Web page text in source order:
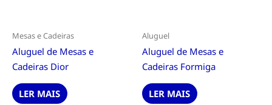
Mesas e Cadeiras
Aluguel de Mesas e
Cadeiras Dior
LER MAIS
Aluguel
Aluguel de Mesas e
Cadeiras Formiga
LER MAIS